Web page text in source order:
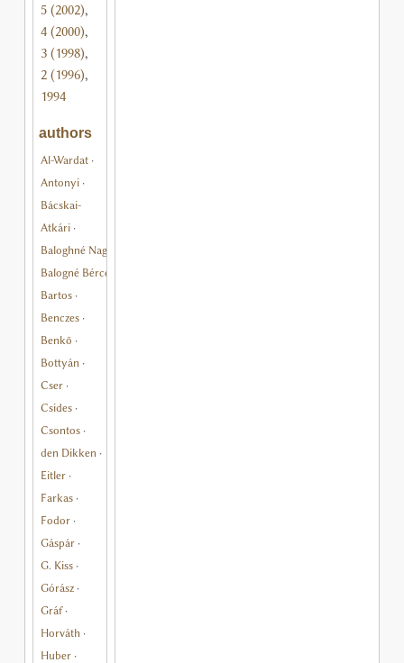
5 (2002),
4 (2000),
3 (1998),
2 (1996),
1994
authors
Al-Wardat·
Antonyi·
Bácskai-
Atkári·
Baloghné Nagy
Balogné Bérces
Bartos·
Benczes·
Benkő ·
Bottyán ·
Cser·
Csides·
Csontos·
den Dikken ·
Eitler·
Farkas·
Fodor·
Gáspár·
G. Kiss·
Górász·
Gráf·
Horváth ·
Huber·